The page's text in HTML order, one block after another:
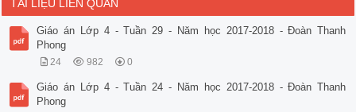
TÀI LIỆU LIÊN QUAN
Giáo án Lớp 4 - Tuần 29 - Năm học 2017-2018 - Đoàn Thanh
Phong
24 982 0
Giáo án Lớp 4 - Tuần 24 - Năm học 2017-2018 - Đoàn Thanh
Phong